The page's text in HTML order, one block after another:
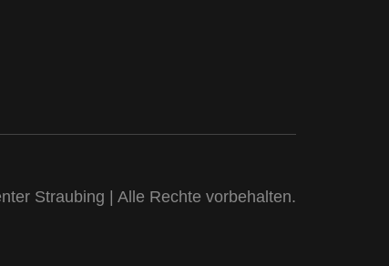
Straubing | Alle Rechte vorbehalten.